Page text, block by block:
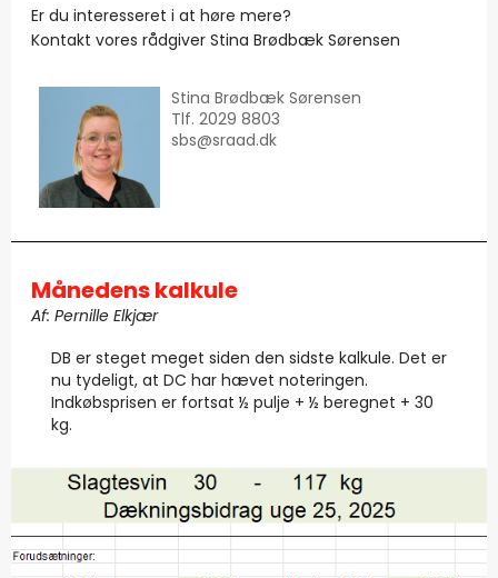
Er du interesseret i at høre mere?
Kontakt vores rådgiver Stina Brødbæk Sørensen
Stina Brødbæk Sørensen
Tlf. 2029 8803
sbs@sraad.dk
Månedens kalkule
Af: Pernille Elkjær
DB er steget meget siden den sidste kalkule. Det er
nu tydeligt, at DC har hævet noteringen.
Indkøbsprisen er fortsat ½ pulje + ½ beregnet + 30
kg.